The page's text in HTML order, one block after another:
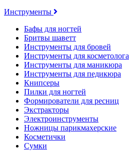
Инструменты
Бафы для ногтей
Бритвы шаветт
Инструменты для бровей
Инструменты для косметолога
Инструменты для маникюра
Инструменты для педикюра
Книпсеры
Пилки для ногтей
Формирователи для ресниц
Экстракторы
Электроинструменты
Ножницы парикмахерские
Косметички
Сумки